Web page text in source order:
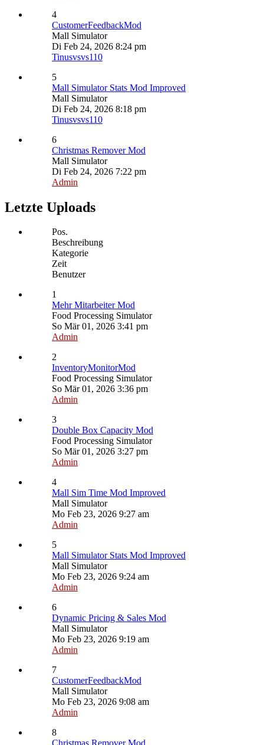
4
CustomerFeedbackMod
Mall Simulator
Di Feb 24, 2026 8:24 pm
Tinusvsvs110
5
Mall Simulator Stats Mod Improved
Mall Simulator
Di Feb 24, 2026 8:18 pm
Tinusvsvs110
6
Christmas Remover Mod
Mall Simulator
Di Feb 24, 2026 7:22 pm
Admin
Letzte Uploads
Pos.
Beschreibung
Kategorie
Zeit
Benutzer
1
Mehr Mitarbeiter Mod
Food Processing Simulator
So Mär 01, 2026 3:41 pm
Admin
2
InventoryMonitorMod
Food Processing Simulator
So Mär 01, 2026 3:36 pm
Admin
3
Double Box Capacity Mod
Food Processing Simulator
So Mär 01, 2026 3:27 pm
Admin
4
Mall Sim Time Mod Improved
Mall Simulator
Mo Feb 23, 2026 9:27 am
Admin
5
Mall Simulator Stats Mod Improved
Mall Simulator
Mo Feb 23, 2026 9:24 am
Admin
6
Dynamic Pricing & Sales Mod
Mall Simulator
Mo Feb 23, 2026 9:19 am
Admin
7
CustomerFeedbackMod
Mall Simulator
Mo Feb 23, 2026 9:08 am
Admin
8